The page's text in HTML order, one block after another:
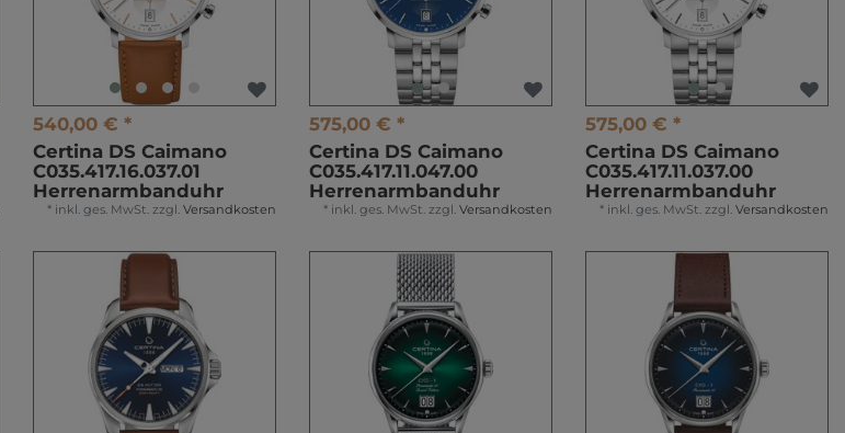
540,00 € *
Certina DS Caimano
C035.417.16.037.01
Herrenarmbanduhr
* inkl. ges. MwSt. zzgl. Versandkosten
575,00 € *
Certina DS Caimano
C035.417.11.047.00
Herrenarmbanduhr
* inkl. ges. MwSt. zzgl. Versandkosten
575,00 € *
Certina DS Caimano
C035.417.11.037.00
Herrenarmbanduhr
* inkl. ges. MwSt. zzgl. Versandkosten